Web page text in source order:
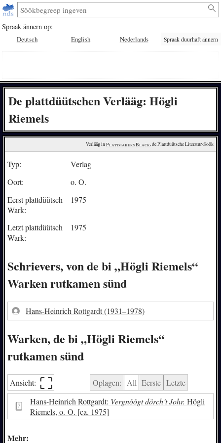
Spraak ännern op:
Deutsch English Nederlands Spraak duurhaft ännern
De plattdüütschen Verlääg: Högli
Riemels
Verlääg in Plattmakers Black, de Plattdüütsche Literatur-Söök
Typ:
Verlag
Oort:
o. O.
Eerst plattdüütsch
Wark:
1975
Letzt plattdüütsch
Wark:
1975
Schrievers, von de bi „Högli Riemels“
Warken rutkamen sünd
Hans-Heinrich Rottgardt(1931–1978)
Warken, de bi „Högli Riemels“
rutkamen sünd
Ansicht: ⛶︎ Oplagen: All Eerste Letzte
Hans-Heinrich Rottgardt: Vergnöögt dörch’t Johr. Högli
Riemels, o. O. [ca. 1975]
Mehr: